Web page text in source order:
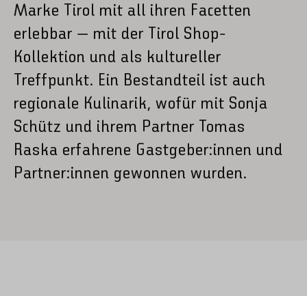
Marke Tirol mit all ihren Facetten
erlebbar – mit der Tirol Shop-
Kollektion und als kultureller
Treffpunkt. Ein Bestandteil ist auch
regionale Kulinarik, wofür mit Sonja
Schütz und ihrem Partner Tomas
Raska erfahrene Gastgeber:innen und
Partner:innen gewonnen wurden.